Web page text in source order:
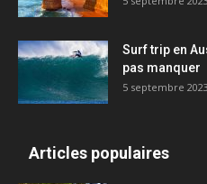
Surf trip en
pas manquer
5 septembre 2023
Articles populaires